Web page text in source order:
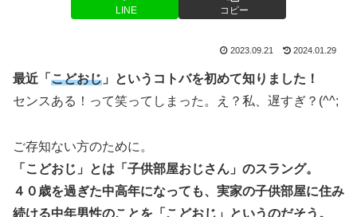
LINE コピー
2023.09.21 2024.01.29
最近「 こどおじ 」というコトバを初めて知りました！
センスある！って笑ってしまった。え？私、遅すぎ？(^^;
ご存知ない方のために。
「こどおじ」とは「子供部屋おじさん」のスラング。
４０歳を過ぎた中高年になっても、実家の子供部屋に住み
続ける中年男性のことを「こどおじ」というのだそう。